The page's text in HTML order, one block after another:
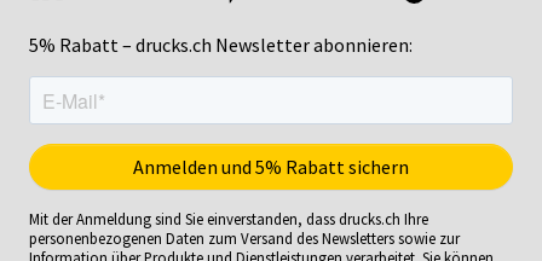
5% Rabatt – drucks.ch Newsletter abonnieren:
Mit der Anmeldung sind Sie einverstanden, dass drucks.ch Ihre
personenbezogenen Daten zum Versand des Newsletters sowie zur